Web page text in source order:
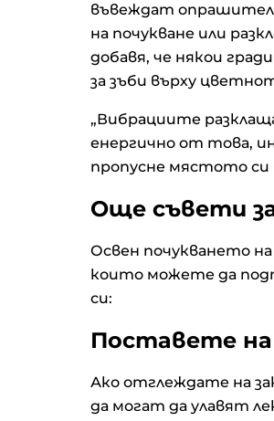
въвеждат
на почукване или
добавя, че някои
за зъби върху
„Вибрациите
енергично от това,
пропусне мястото си
Още съвети
Освен почукването
които можете да
си:
Поставете на
Ако отглеждате на
да могат да улавят